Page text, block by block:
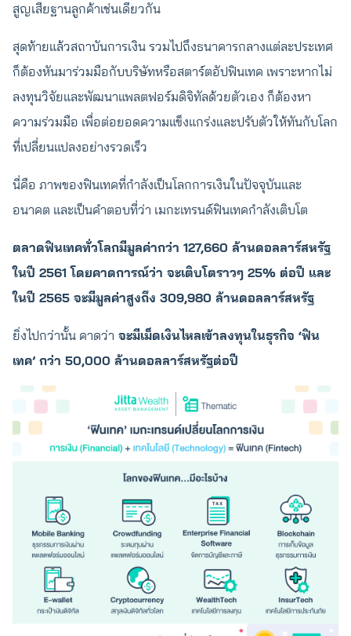
สูญเสียฐานลูกค้าเช่นเดียวกัน
สุดท้ายแล้วสถาบันการเงิน รวมไปถึงธนาคารกลางแต่ละประเทศ
ก็ต้องหันมาร่วมมือกับบริษัทหรือสตาร์ตอัปฟินเทค เพราะหากไม่
ลงทุนวิจัยและพัฒนาแพลตฟอร์มดิจิทัลด้วยตัวเอง ก็ต้องหา
ความร่วมมือ เพื่อต่อยอดความแข็งแกร่งและปรับตัวให้ทันกับโลก
ที่เปลี่ยนแปลงอย่างรวดเร็ว
นี่คือ ภาพของฟินเทคที่กำลังเป็นโลกการเงินในปัจจุบันและ
อนาคต และเป็นคำตอบที่ว่า เมกะเทรนด์ฟินเทคกำลังเติบโต
ตลาดฟินเทคทั่วโลกมีมูลค่ากว่า 127,660 ล้านดอลลาร์สหรัฐ
ในปี 2561 โดยคาดการณ์ว่า จะเติบโตราวๆ 25% ต่อปี และ
ในปี 2565 จะมีมูลค่าสูงถึง 309,980 ล้านดอลลาร์สหรัฐ
ยิ่งไปกว่านั้น คาดว่า จะมีเม็ดเงินไหลเข้าลงทุนในธุรกิจ ‘ฟิน
เทค’ กว่า 50,000 ล้านดอลลาร์สหรัฐต่อปี